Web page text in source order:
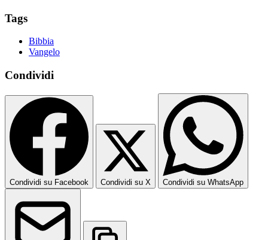
Tags
Bibbia
Vangelo
Condividi
Condividi su Facebook Condividi su X Condividi su WhatsApp